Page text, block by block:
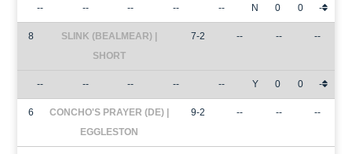
-- -- -- -- -- N 0 0 -
8
SLINK (BEALMEAR) |
SHORT
7-2 -- -- --
-- -- -- -- -- Y 0 0 -
6
CONCHO'S PRAYER (DE) |
EGGLESTON
9-2 -- -- --